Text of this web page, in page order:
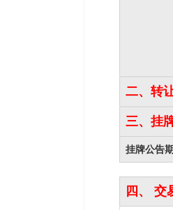
二、转
三、挂
挂牌公告期
四、 交